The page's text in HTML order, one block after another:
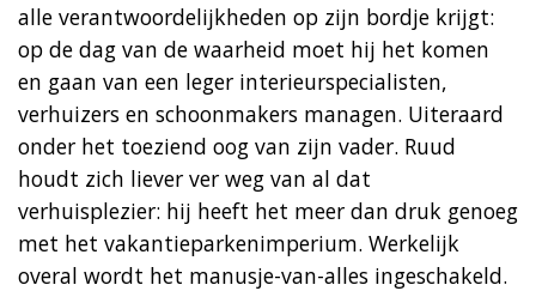
alle verantwoordelijkheden op zijn bordje krijgt:
op de dag van de waarheid moet hij het komen
en gaan van een leger interieurspecialisten,
verhuizers en schoonmakers managen. Uiteraard
onder het toeziend oog van zijn vader. Ruud
houdt zich liever ver weg van al dat
verhuisplezier: hij heeft het meer dan druk genoeg
met het vakantieparkenimperium. Werkelijk
overal wordt het manusje-van-alles ingeschakeld.